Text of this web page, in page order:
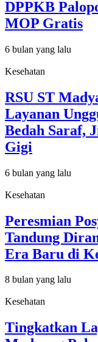
DPPKB
MOP Gratis
6 bulan yang lalu
Kesehatan
RSU ST
Layanan
Bedah Saraf,
Gigi
6 bulan yang lalu
Kesehatan
Peresmian
Tandung
Era Baru di
8 bulan yang lalu
Kesehatan
Tingkatkan